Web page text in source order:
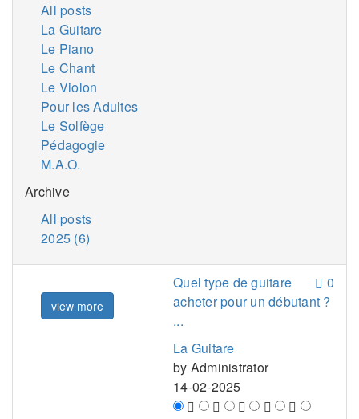
All posts
La Guitare
Le Piano
Le Chant
Le Violon
Pour les Adultes
Le Solfège
Pédagogie
M.A.O.
Archive
All posts
2025 (6)
view more
0
Quel type de guitare
acheter pour un débutant ?
...
La Guitare
by Administrator
14-02-2025